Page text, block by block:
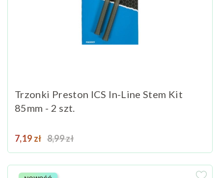
Trzonki Preston ICS In-Line Stem Kit
85mm - 2 szt.
Cena
7,19 zł Cena podstawowa
8,99 zł